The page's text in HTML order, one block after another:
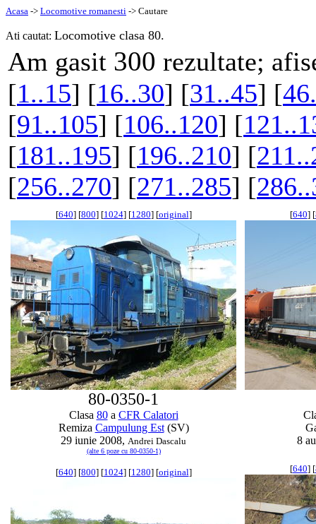
Acasa -> Locomotive romanesti -> Cautare
Ati cautat: Locomotive clasa 80.
Am gasit 300 rezultate;
[1..15] [16..30] [31..45] [
[91..105] [106..120] [
[181..195] [196..210] [
[256..270] [271..285] [
[640] [800] [1024] [1280] [original]
80-0350-1
Clasa 80a CFR Calatori
Remiza Campulung Est(SV)
29 iunie 2008, Andrei Dascalu
(alte 6 poze cu 80-0350-1)
[640] [
8
[640] [800] [1024] [1280] [original] [640] [